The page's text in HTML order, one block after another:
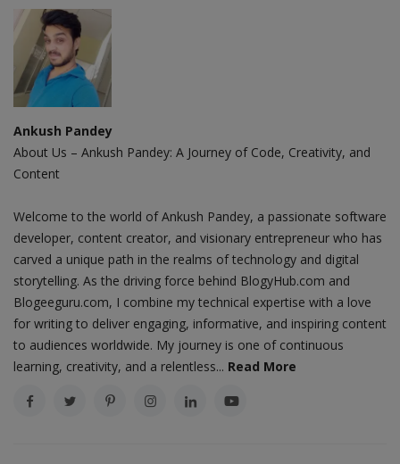
Ankush Pandey
About Us – Ankush Pandey: A Journey of Code, Creativity, and
Content
Welcome to the world of Ankush Pandey, a passionate software
developer, content creator, and visionary entrepreneur who has
carved a unique path in the realms of technology and digital
storytelling. As the driving force behind BlogyHub.com and
Blogeeguru.com, I combine my technical expertise with a love
for writing to deliver engaging, informative, and inspiring content
to audiences worldwide. My journey is one of continuous
learning, creativity, and a relentless... Read More